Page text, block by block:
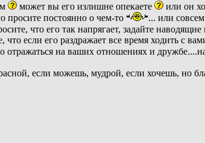
может вы его излишне опекаете или он
просите постоянно о чем-то
... или
что его так напрягает, задайте
что если его раздражает все время ходить с
отражаться на ваших отношениях и
если можешь, мудрой, если хочешь, но